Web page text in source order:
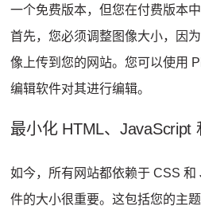
一个免费版本，但您在付费版本
首先，您必须调整图像大小，因
像上传到您的网站。您可以使用
编辑软件对其进行编辑。
最小化 HTML、JavaScript
如今，所有网站都依赖于 CSS 和
件的大小很重要。这包括您的主